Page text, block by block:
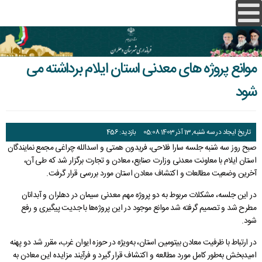
موانع پروژه های معدنی استان ایلام برداشته می
شود
تاریخ ایجاد در سه شنبه, 13 آذر 1403 05:08 بازدید: 456
صبح روز سه شنبه جلسه سارا فلاحی، فریدون همتی و اسدالله چراغی مجمع نمایندگان
استان ایلام با معاونت معدنی وزارت صنایع، معادن و تجارت برگزار شد که طی آن،
آخرین وضعیت مطالعات و اکتشاف معادن استان مورد بررسی قرار گرفت.
در این جلسه، مشکلات مربوط به دو پروژه مهم معدنی سیمان در دهلران و آبدانان
مطرح شد و تصمیم گرفته شد موانع موجود در این پروژه‌ها با جدیت پیگیری و رفع
شود.
در ارتباط با ظرفیت معادن بیتومین استان، به‌ویژه در حوزه ایوان غرب، مقرر شد دو پهنه
امیدبخش به‌طور کامل مورد مطالعه و اکتشاف قرار گیرد و فرآیند مزایده این معادن به
صفحه اصلی
حوزه استاندار
دفتر استاندار
اداره کل روابط عمومی و امور بین الملل
هسته گزینش
معاونت سیاسی، امنیتی و اجتماعی
دفتر امور سیاسی و انتخابات
اداره کل پدافند غیرعامل
دفتر امور شهری و شوراها
دفترفنی،امورعمرانی وحمل ونقل وترافيک
معاونت هماهنگی امور اقتصادی
دفتر جذب و حمایت از سرمایه گذاری
دفتر فناوری اطلاعات، امنیت فضای مجازی و شبکه دولت
پایگاه ها
فرمانداری ها
فرمانداری ایلام
فرمانداری دره شهر
فرمانداری دهلران
استان ایلام
گردشگری
نقشه استان
خدمات استانداری
سامانه های خدمات دولت
انتخابات شوراها
برنامه زمانبندیدرباره استانداریآرشیو